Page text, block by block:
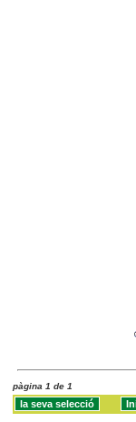
pàgina 1 de 1